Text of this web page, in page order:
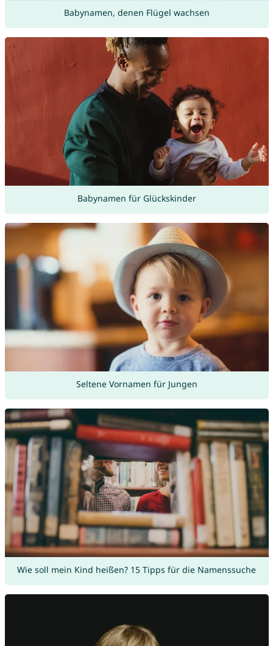
Babynamen, denen Flügel wachsen
Babynamen für Glückskinder
Seltene Vornamen für Jungen
Wie soll mein Kind heißen? 15 Tipps für die Namenssuche